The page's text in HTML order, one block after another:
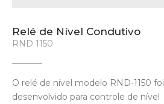
Relé de Nível Condutivo
RND 1150
O relé de nível modelo RND-1150 foi
desenvolvido para controle de nível